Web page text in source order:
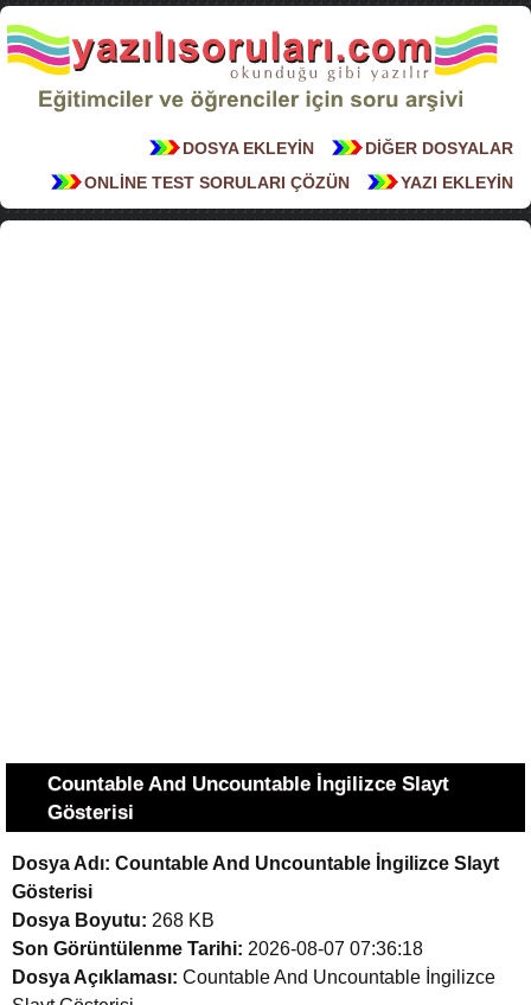
DİĞER DOSYALAR
DOSYA EKLEYİN
YAZI EKLEYİN
ONLİNE TEST SORULARI ÇÖZÜN
Countable And Uncountable İngilizce Slayt
Gösterisi
Dosya Adı: Countable And Uncountable İngilizce Slayt
Gösterisi
Dosya Boyutu: 268 KB
Son Görüntülenme Tarihi: 2026-08-07 07:36:18
Dosya Açıklaması: Countable And Uncountable İngilizce